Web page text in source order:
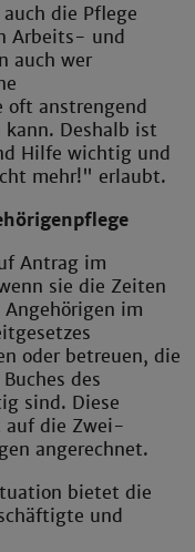
die Pflege
Arbeits- und
auch wer
oft anstrengend
Deshalb ist
Hilfe wichtig und
mehr!" erlaubt.
Antrag im
sie die Zeiten
Angehörigen im
oder betreuen, die
des
sind. Diese
auf die Zwei-
angerechnet.
bietet die
und